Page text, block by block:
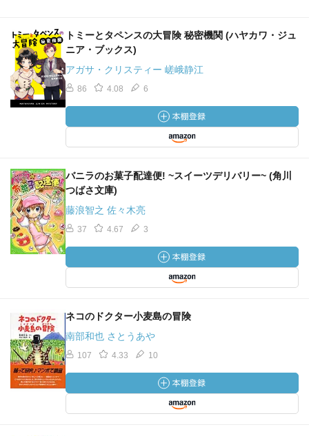
トミーとタペンスの大冒険 秘密機関 (ハヤカワ・ジュ
ニア・ブックス)
アガサ・クリスティー 嵯峨静江
86 4.08 6
バニラのお菓子配達便! ~スイーツデリバリー~ (角川
つばさ文庫)
藤浪智之 佐々木亮
37 4.67 3
ネコのドクター小麦島の冒険
南部和也 さとうあや
107 4.33 10